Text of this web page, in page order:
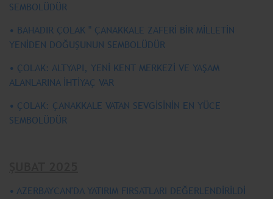
SEMBOLÜDÜR
• BAHADIR ÇOLAK " ÇANAKKALE ZAFERİ BİR MİLLETİN
YENİDEN DOĞUŞUNUN SEMBOLÜDÜR
• ÇOLAK: ALTYAPI, YENİ KENT MERKEZİ VE YAŞAM
ALANLARINA İHTİYAÇ VAR
• ÇOLAK: ÇANAKKALE VATAN SEVGİSİNİN EN YÜCE
SEMBOLÜDÜR
• AZERBAYCAN'DA YATIRIM FIRSATLARI DEĞERLENDİRİLDİ